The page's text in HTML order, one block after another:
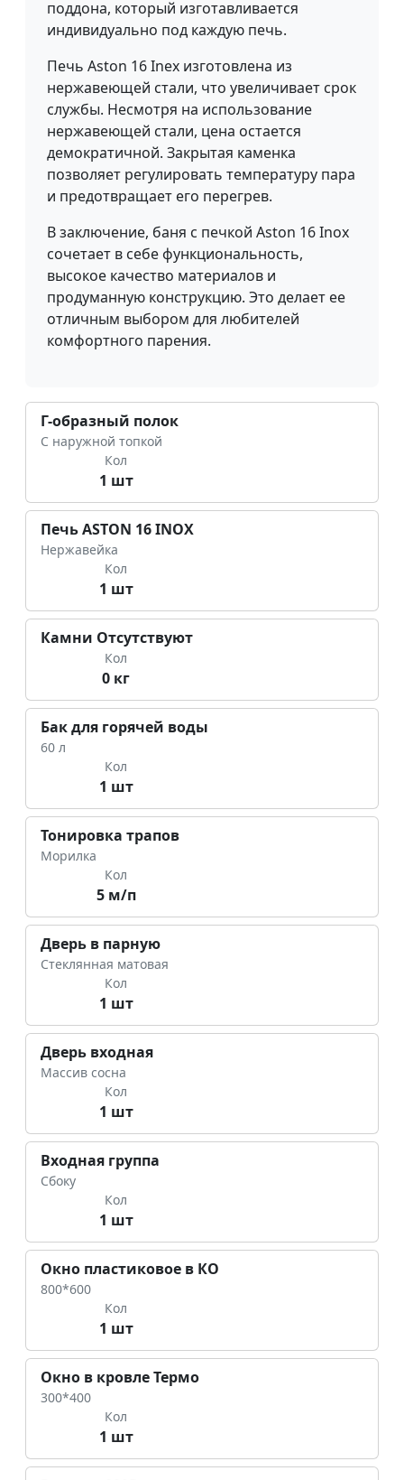
поддона, который изготавливается
индивидуально под каждую печь.
Печь Aston 16 Inex изготовлена из
нержавеющей стали, что увеличивает срок
службы. Несмотря на использование
нержавеющей стали, цена остается
демократичной. Закрытая каменка
позволяет регулировать температуру пара
и предотвращает его перегрев.
В заключение, баня с печкой Aston 16 Inox
сочетает в себе функциональность,
высокое качество материалов и
продуманную конструкцию. Это делает ее
отличным выбором для любителей
комфортного парения.
Г-образный полок
С наружной топкой
Кол
1 шт
Печь ASTON 16 INOX
Нержавейка
Кол
1 шт
Камни Отсутствуют
Кол
0 кг
Бак для горячей воды
60 л
Кол
1 шт
Тонировка трапов
Морилка
Кол
5 м/п
Дверь в парную
Стеклянная матовая
Кол
1 шт
Дверь входная
Массив сосна
Кол
1 шт
Входная группа
Сбоку
Кол
1 шт
Окно пластиковое в КО
800*600
Кол
1 шт
Окно в кровле Термо
300*400
Кол
1 шт